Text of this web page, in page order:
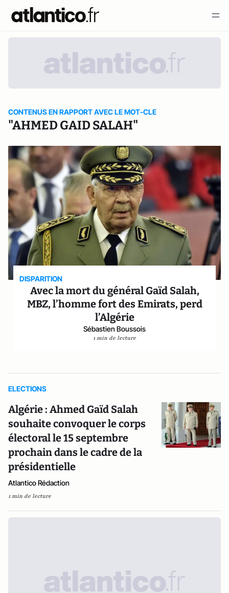
CONTENUS EN RAPPORT AVEC LE MOT-CLE
"AHMED GAID SALAH"
DISPARITION
Avec la mort du général Gaïd Salah,
MBZ, l’homme fort des Emirats, perd
l’Algérie
Sébastien Boussois
1 min de lecture
ELECTIONS
Algérie : Ahmed Gaïd Salah
souhaite convoquer le corps
électoral le 15 septembre
prochain dans le cadre de la
présidentielle
Atlantico Rédaction
1 min de lecture